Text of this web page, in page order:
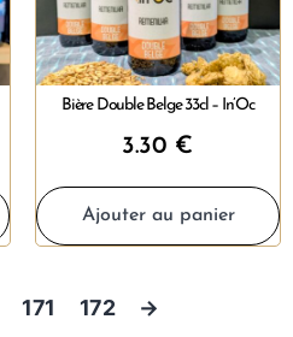
Bière Double Belge 33cl – In’Oc
3.30 €
Ajouter au panier
171 172 →